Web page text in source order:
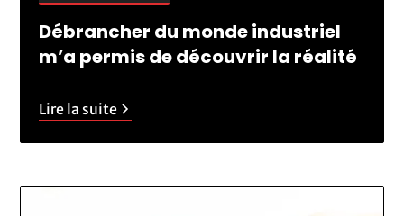
Débrancher du monde industriel
m’a permis de découvrir la réalité
Lire la suite